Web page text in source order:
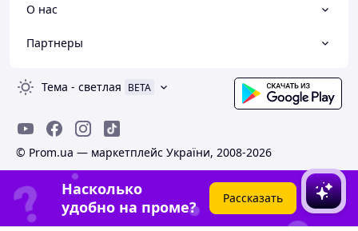
О нас
Партнеры
Тема - светлая BETA
© Prom.ua — маркетплейс України, 2008-2026
Насколько
удобно на проме?
Рассказать